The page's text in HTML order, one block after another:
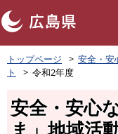
ペ
ー
ジ
トップページ
安全・安
ト
令和2年度
安全・安心